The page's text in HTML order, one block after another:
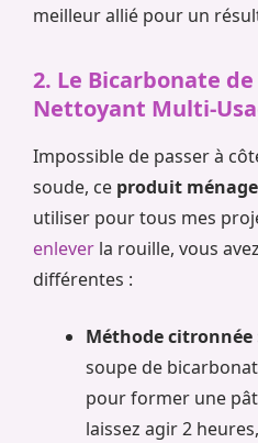
meilleur allié pour un
2. Le Bicarbonate de
Nettoyant Multi-
Impossible de passer à
soude, ce produit
utiliser pour tous mes
enlever la rouille, vous
différentes :
Méthode citronnée
soupe de
pour former une
laissez agir 2